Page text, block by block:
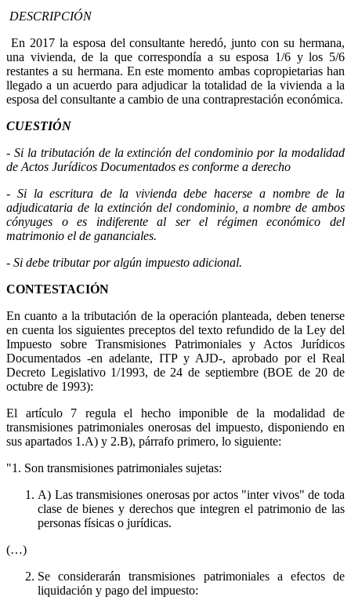
DESCRIPCIÓN
En 2017 la esposa del consultante heredó, junto con su hermana,
una vivienda, de la que correspondía a su esposa 1/6 y los 5/6
restantes a su hermana. En este momento ambas copropietarias han
llegado a un acuerdo para adjudicar la totalidad de la vivienda a la
esposa del consultante a cambio de una contraprestación económica.
CUESTIÓN
- Si la tributación de la extinción del condominio por la modalidad
de Actos Jurídicos Documentados es conforme a derecho
- Si la escritura de la vivienda debe hacerse a nombre de la
adjudicataria de la extinción del condominio, a nombre de ambos
cónyuges o es indiferente al ser el régimen económico del
matrimonio el de gananciales.
- Si debe tributar por algún impuesto adicional.
CONTESTACIÓN
En cuanto a la tributación de la operación planteada, deben tenerse
en cuenta los siguientes preceptos del texto refundido de la Ley del
Impuesto sobre Transmisiones Patrimoniales y Actos Jurídicos
Documentados -en adelante, ITP y AJD-, aprobado por el Real
Decreto Legislativo 1/1993, de 24 de septiembre (BOE de 20 de
octubre de 1993):
El artículo 7 regula el hecho imponible de la modalidad de
transmisiones patrimoniales onerosas del impuesto, disponiendo en
sus apartados 1.A) y 2.B), párrafo primero, lo siguiente:
"1. Son transmisiones patrimoniales sujetas:
A) Las transmisiones onerosas por actos "inter vivos" de toda
clase de bienes y derechos que integren el patrimonio de las
personas físicas o jurídicas.
(…)
Se considerarán transmisiones patrimoniales a efectos de
liquidación y pago del impuesto: